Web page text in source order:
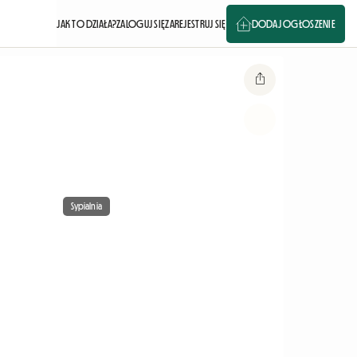
JAK TO DZIAŁA?ZALOGUJ SIĘZAREJESTRUJ SIĘ DODAJ OGŁOSZENIE
Sypialnia